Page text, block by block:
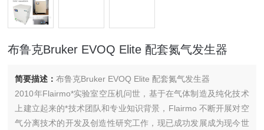
布鲁克Bruker EVOQ Elite 配套氮气发生器
简要描述：布鲁克Bruker EVOQ Elite 配套氮气发生器
2010年Flairmo*实验室空压机问世，基于在气体制造及纯化技术
上建立起来的*技术团队和专业知识背景，Flairmo 不断开展对空
气分离技术的开发及创造性研究工作，现已成功发展成为现今世